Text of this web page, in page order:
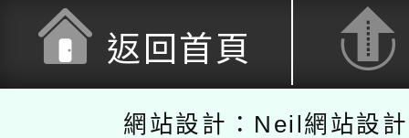
返回首頁
網站設計：Neil網站設